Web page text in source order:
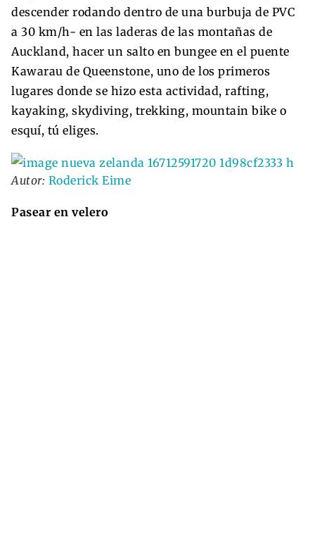
descender rodando dentro de una burbuja de PVC
a 30 km/h- en las laderas de las montañas de
Auckland, hacer un salto en bungee en el puente
Kawarau de Queenstone, uno de los primeros
lugares donde se hizo esta actividad, rafting,
kayaking, skydiving, trekking, mountain bike o
esquí, tú eliges.
Autor: Roderick Eime
Pasear en velero